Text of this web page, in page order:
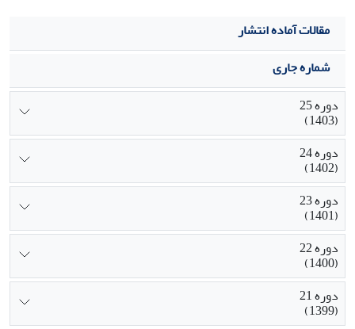
مقالات آماده انتشار
شماره جاری
دوره 25
(1403)
دوره 24
(1402)
دوره 23
(1401)
دوره 22
(1400)
دوره 21
(1399)